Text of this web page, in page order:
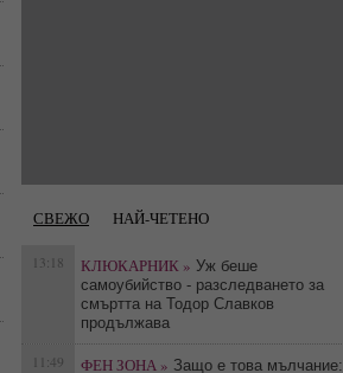
СВЕЖО НАЙ-ЧЕТЕНО
13:18 КЛЮКАРНИК » Уж беше
самоубийство - разследването за
смъртта на Тодор Славков
продължава
11:49 ФЕН ЗОНА » Защо е това мълчание: